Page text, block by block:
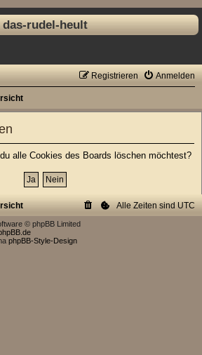
das-rudel-heult
Anmelden
Registrieren
alle Cookies des Boards löschen möchtest?
Alle Zeiten sind UTC
© phpBB Limited
phpBB-Style-Design